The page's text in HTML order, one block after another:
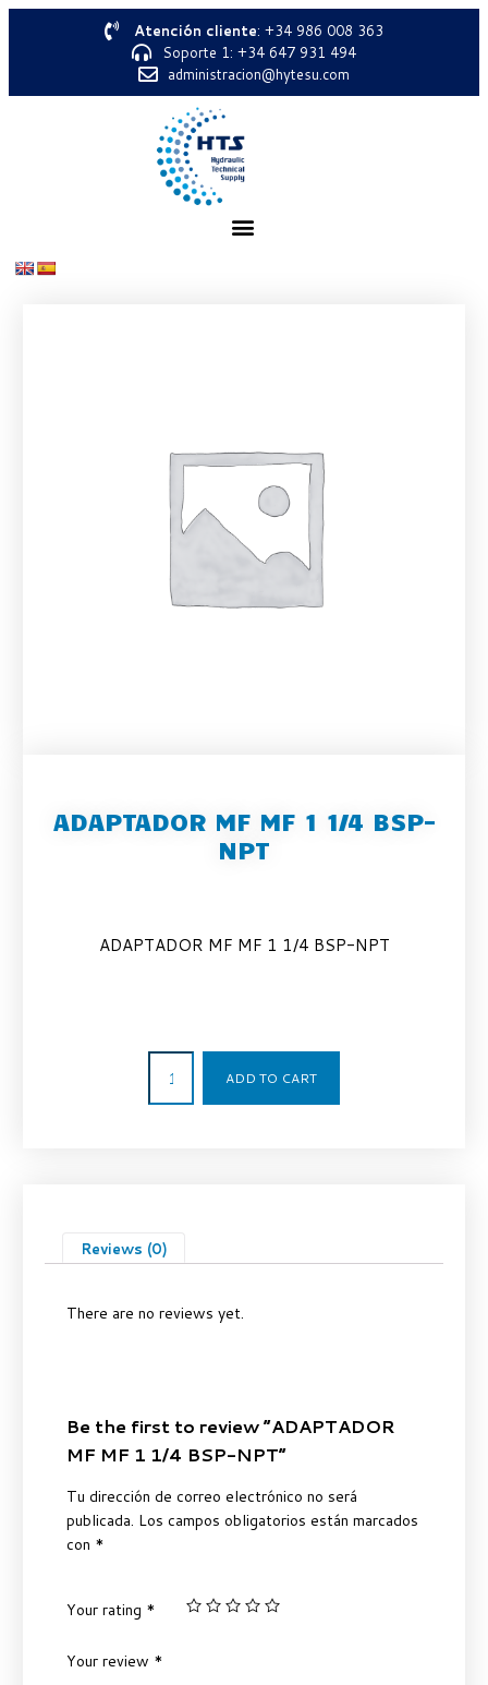
Atención cliente: +34 986 008 363
Soporte 1: +34 647 931 494
administracion@hytesu.com
ADAPTADOR MF MF 1 1/4 BSP-
NPT
ADAPTADOR MF MF 1 1/4 BSP-NPT
ADD TO CART
Reviews (0)
There are no reviews yet.
Be the first to review “ADAPTADOR
MF MF 1 1/4 BSP-NPT”
Tu dirección de correo electrónico no será
publicada. Los campos obligatorios están marcados
con *
Your rating *
Your review *